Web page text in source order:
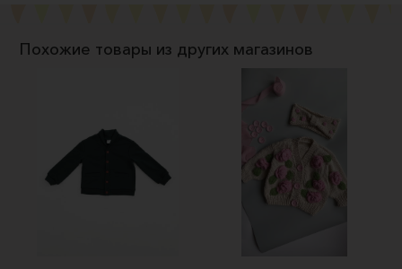
Похожие товары из других магазинов